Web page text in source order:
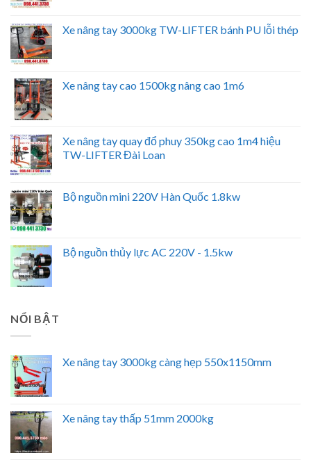
Xe nâng tay 3000kg TW-LIFTER bánh PU lỗi thép
Xe nâng tay cao 1500kg nâng cao 1m6
Xe nâng tay quay đổ phuy 350kg cao 1m4 hiệu
TW-LIFTER Đài Loan
Bộ nguồn mini 220V Hàn Quốc 1.8kw
Bộ nguồn thủy lực AC 220V - 1.5kw
NỔI BẬT
Xe nâng tay 3000kg càng hẹp 550x1150mm
Xe nâng tay thấp 51mm 2000kg